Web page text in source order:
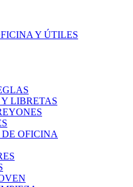
Y ÚTILES
LIBRETAS
OFICINA